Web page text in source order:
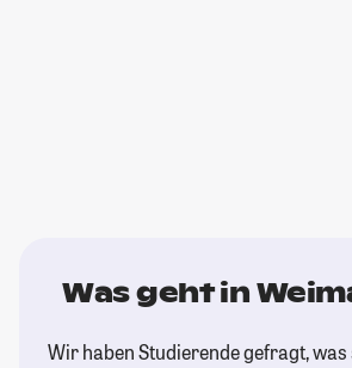
Was geht in
Wir haben Studierende gefragt, was